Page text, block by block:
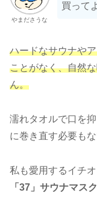
やまださうな
買って
ハードなサウナや
ことがなく、自然
ん。
濡れタオルで口を
に巻き直す必要も
私も愛用するイチ
「37」サウナマスク